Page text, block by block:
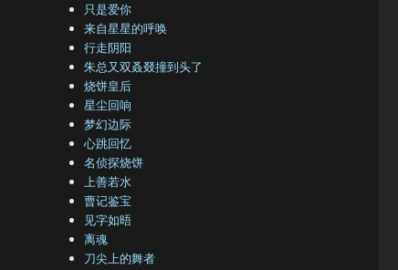
只是爱你
来自星星的呼唤
行走阴阳
朱总又双叒叕撞到头了
烧饼皇后
星尘回响
梦幻边际
心跳回忆
名侦探烧饼
上善若水
曹记鉴宝
见字如晤
离魂
刀尖上的舞者